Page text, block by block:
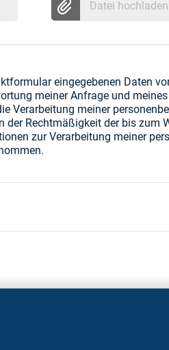
Datei hochladen
eingegebenen Daten
meiner Anfrage und
Verarbeitung meiner
Rechtmäßigkeit der bis zum
zur Verarbeitung meiner